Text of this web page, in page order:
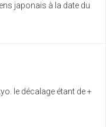
japonais à la date du
le décalage étant de +